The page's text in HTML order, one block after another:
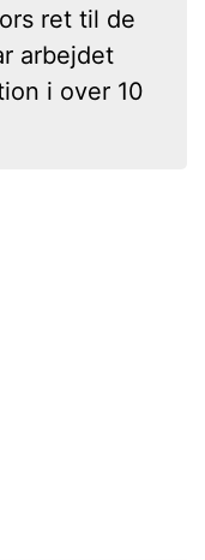
ret til de
arbejdet
i over 10